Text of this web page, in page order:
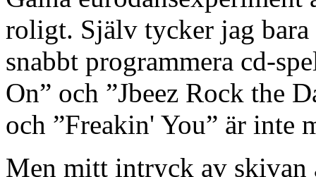
roligt. Själv tycker jag
snabbt programmera cd-
On” och ”Jbeez Rock the
och ”Freakin' You” är inte
Men mitt intryck av skivan